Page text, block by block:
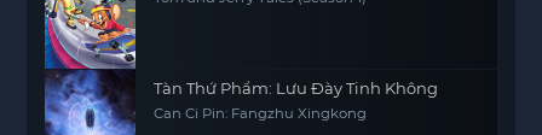
Tàn Thứ Phẩm: Lưu Đày Tinh Không
Can Ci Pin: Fangzhu Xingkong